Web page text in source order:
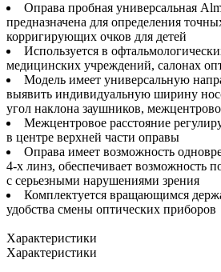
Оправа пробная универсальная
предназначена для определения
корригирующих очков для детей
Используется в
медицинских учреждений, салонах
Модель имеет универсальную
выявить индивидуальную ширину
угол наклона заушников,
Межцентровое расстояние
в центре верхней части оправы
Оправа имеет возможность
4-х линз, обеспечивает возможность
с серьезными нарушениями зрения
Комплектуется вращающимся
удобства смены оптических приборов
Характеристики
Характеристики